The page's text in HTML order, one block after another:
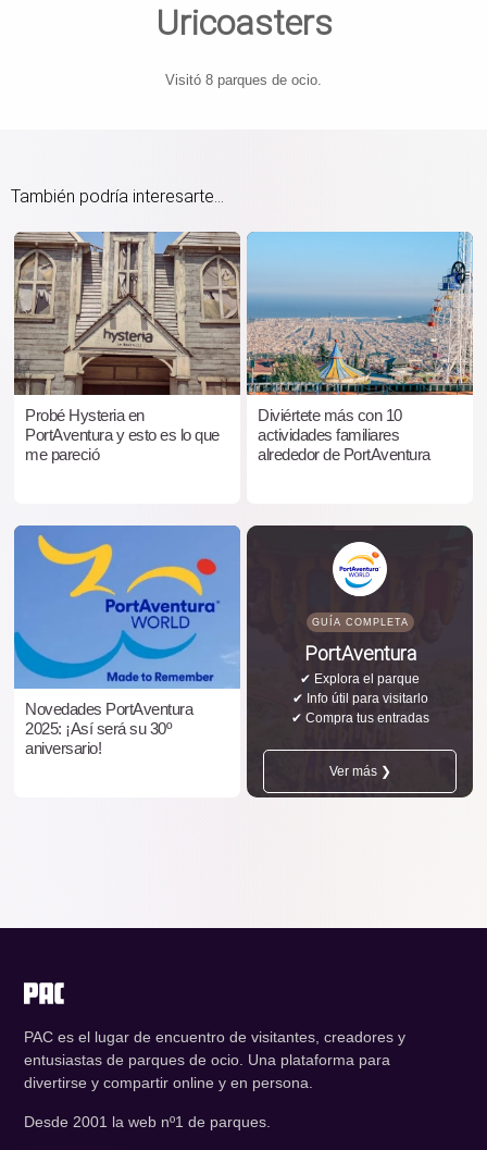
Uricoasters
Visitó 8 parques de ocio.
También podría interesarte...
Probé Hysteria en
PortAventura y esto es lo que
me pareció
Diviértete más con 10
actividades familiares
alrededor de PortAventura
Novedades PortAventura
2025: ¡Así será su 30º
aniversario!
GUÍA COMPLETA
PortAventura
✔ Explora el parque
✔ Info útil para visitarlo
✔ Compra tus entradas
Ver más ❯
PAC es el lugar de encuentro de visitantes, creadores y
entusiastas de parques de ocio. Una plataforma para
divertirse y compartir online y en persona.
Desde 2001 la web nº1 de parques.